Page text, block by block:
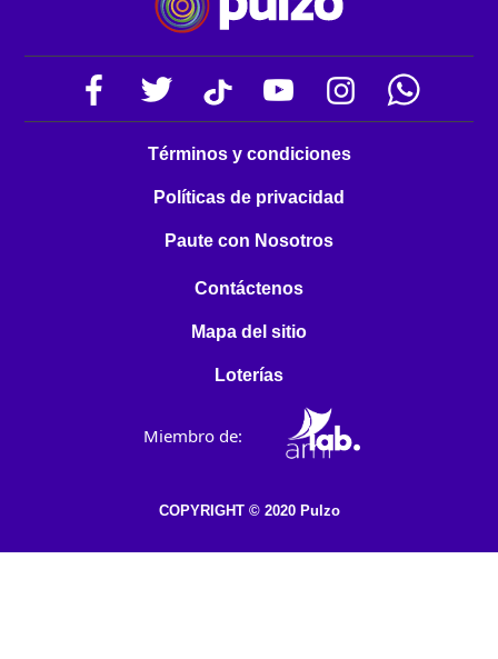
Términos y condiciones
Políticas de privacidad
Paute con Nosotros
Contáctenos
Mapa del sitio
Loterías
Miembro de:
COPYRIGHT © 2020 Pulzo